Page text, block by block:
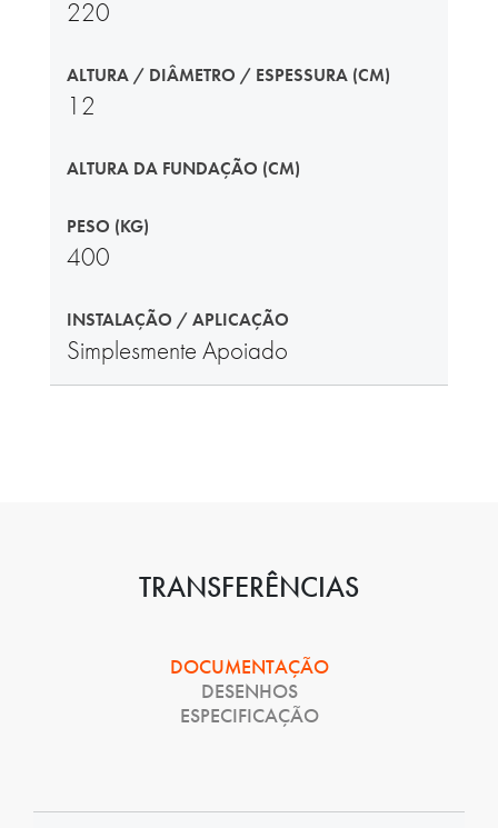
220
ALTURA / DIÂMETRO / ESPESSURA (CM)
12
ALTURA DA FUNDAÇÃO (CM)
PESO (KG)
400
INSTALAÇÃO / APLICAÇÃO
Simplesmente Apoiado
TRANSFERÊNCIAS
DOCUMENTAÇÃO
DESENHOS
ESPECIFICAÇÃO